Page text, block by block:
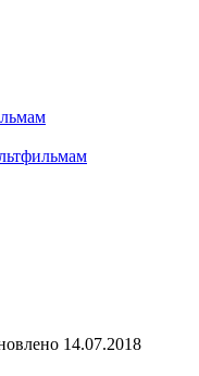
14.07.2018